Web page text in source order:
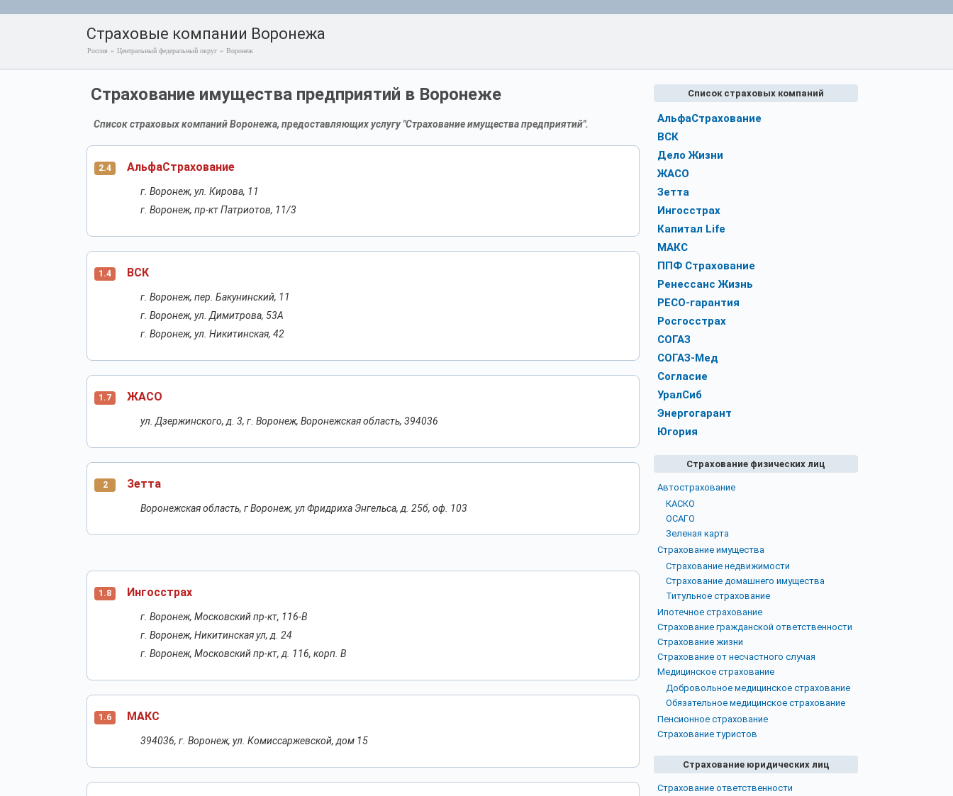
Страховые компании Воронежа
Россия » Центральный федеральный округ » Воронеж
Страхование имущества предприятий в Воронеже
Список страховых компаний Воронежа, предоставляющих услугу "Страхование имущества предприятий".
2.4 АльфаСтрахование
г. Воронеж, ул. Кирова, 11
г. Воронеж, пр-кт Патриотов, 11/3
1.4 ВСК
г. Воронеж, пер. Бакунинский, 11
г. Воронеж, ул. Димитрова, 53А
г. Воронеж, ул. Никитинская, 42
1.7 ЖАСО
ул. Дзержинского, д. 3, г. Воронеж, Воронежская область, 394036
2 Зетта
Воронежская область, г Воронеж, ул Фридриха Энгельса, д. 25б, оф. 103
1.8 Ингосстрах
г. Воронеж, Московский пр-кт, 116-В
г. Воронеж, Никитинская ул, д. 24
г. Воронеж, Московский пр-кт, д. 116, корп. В
1.6 МАКС
394036, г. Воронеж, ул. Комиссаржевской, дом 15
Список страховых компаний
АльфаСтрахование
ВСК
Дело Жизни
ЖАСО
Зетта
Ингосстрах
Капитал Life
МАКС
ППФ Страхование
Ренессанс Жизнь
РЕСО-гарантия
Росгосстрах
СОГАЗ
СОГАЗ-Мед
Согласие
УралСиб
Энергогарант
Югория
Страхование физических лиц
Автострахование
КАСКО
ОСАГО
Зеленая карта
Страхование имущества
Страхование недвижимости
Страхование домашнего имущества
Титульное страхование
Ипотечное страхование
Страхование гражданской ответственности
Страхование жизни
Страхование от несчастного случая
Медицинское страхование
Добровольное медицинское страхование
Обязательное медицинское страхование
Пенсионное страхование
Страхование туристов
Страхование юридических лиц
Страхование ответственности